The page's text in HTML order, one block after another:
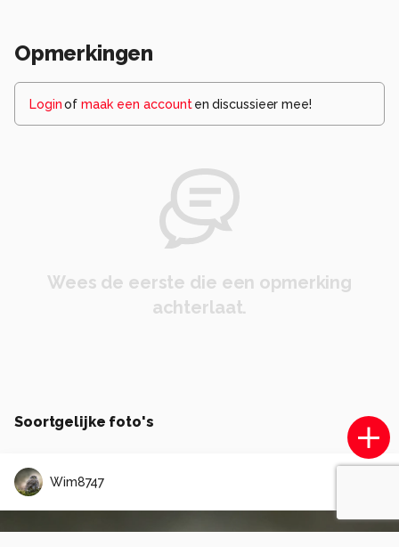
Opmerkingen
Loginof maak een account en discussieer mee!
Wees de eerste die een opmerking
achterlaat.
Soortgelijke foto's
Wim8747